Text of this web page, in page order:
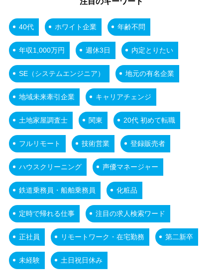
40代 ホワイト企業 年齢不問
年収1,000万円 週休3日 内定とりたい
SE（システムエンジニア） 地元の有名企業
地域未来牽引企業 キャリアチェンジ
土地家屋調査士 関東 20代 初めて転職
フルリモート 技術営業 登録販売者
ハウスクリーニング 声優マネージャー
鉄道乗務員・船舶乗務員 化粧品
定時で帰れる仕事 注目の求人検索ワード
正社員 リモートワーク・在宅勤務 第二新卒
未経験 土日祝日休み